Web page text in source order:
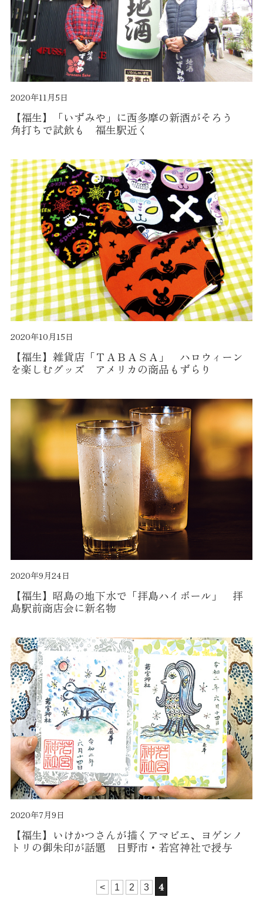
2020年11月5日
【福生】「いずみや」に西多摩の新酒がそろう
角打ちで試飲も 福生駅近く
2020年10月15日
【福生】雑貨店「ＴＡＢＡＳＡ」 ハロウィーン
を楽しむグッズ アメリカの商品もずらり
2020年9月24日
【福生】昭島の地下水で「拝島ハイボール」 拝
島駅前商店会に新名物
2020年7月9日
【福生】いけかつさんが描くアマビエ、ヨゲンノ
トリの御朱印が話題 日野市・若宮神社で授与
< 1 2 3 4